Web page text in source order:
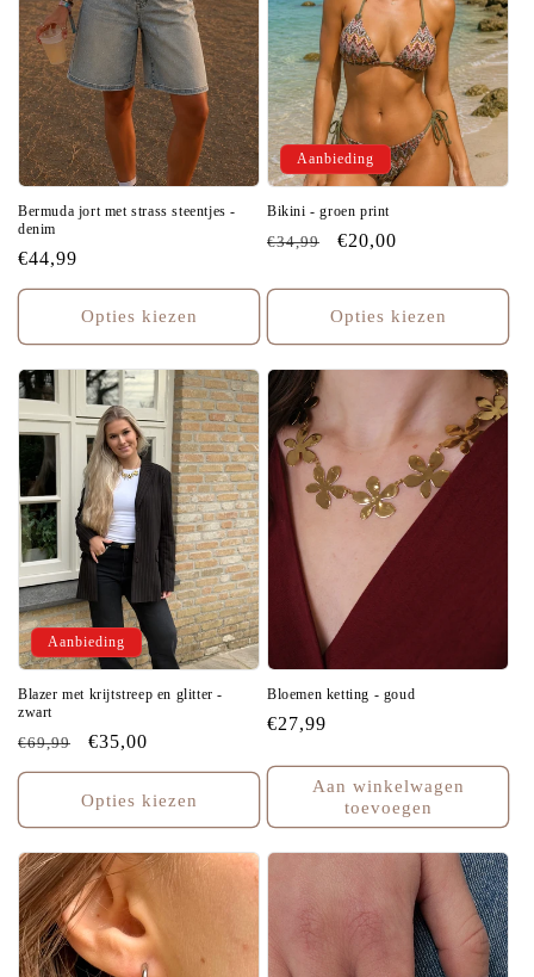
Bermuda jort met strass steentjes -
denim
Normale
prijs
€44,99
Opties kiezen
Aanbieding
Bikini - groen print
Normale
€34,99 Aanbiedingsprijs
€20,00
Opties kiezen
Aanbieding
Blazer met krijtstreep en glitter -
zwart
Normale
prijs
€69,99 Aanbiedingsprijs
€35,00
Opties kiezen
Bloemen ketting - goud
Normale
€27,99
Aan winkelwagen
toevoegen